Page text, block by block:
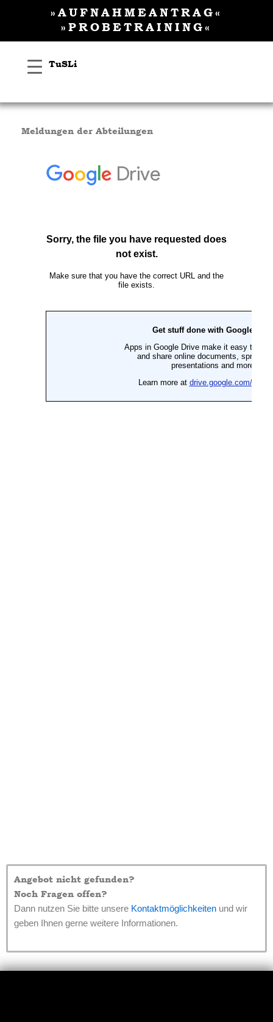
»AUFNAHMEANTRAG«
»PROBETRAINING«
TuSLi
Meldungen der Abteilungen
Angebot nicht gefunden?
Noch Fragen offen?
Dann nutzen Sie bitte unsere Kontaktmöglichkeiten und wir
geben Ihnen gerne weitere Informationen.